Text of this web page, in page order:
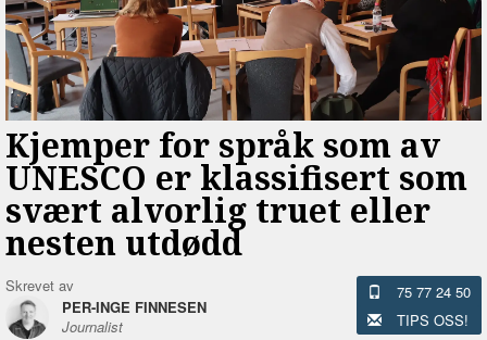
Kjemper for språk som av
UNESCO er klassifisert som
svært alvorlig truet eller
nesten utdødd
Skrevet av
PER-INGE FINNESEN
Journalist
75 77 24 50
TIPS OSS!